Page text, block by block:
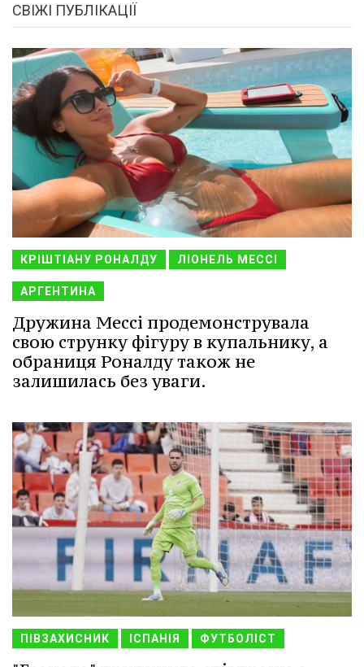
СВІЖІ ПУБЛІКАЦІЇ
КРІШТІАНУ РОНАЛДУ ЛІОНЕЛЬ МЕССІ
АРГЕНТИНА
Дружина Мессі продемонструвала
свою струнку фігуру в купальнику, а
обраниця Роналду також не
залишилась без уваги.
ПІВЗАХИСНИК ІСПАНІЯ ФУТБОЛІСТ